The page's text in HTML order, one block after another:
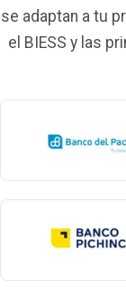
se adaptan a tu
el BIESS y las